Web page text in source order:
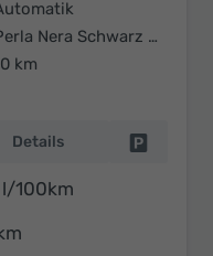
Perla Nera Schwarz Metallic
km
Details
100km